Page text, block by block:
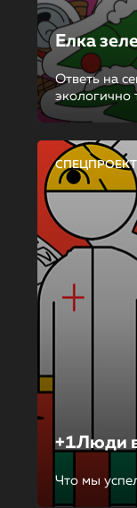
Елка
Ответь на
экологично
СПЕЦПРОЕКТ
+1Люди
Что мы